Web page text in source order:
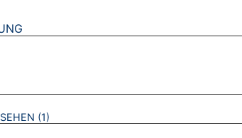
ODER ZULETZT ANGESEHENE
1